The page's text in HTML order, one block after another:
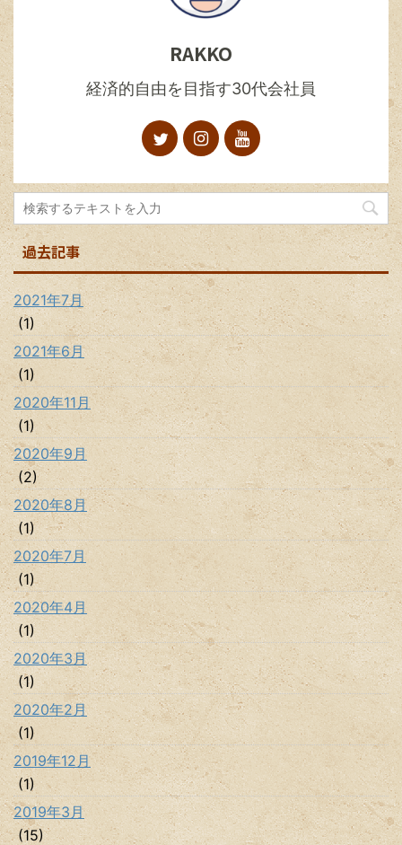
RAKKO
経済的自由を目指す30代会社員
過去記事
2021年7月
(1)
2021年6月
(1)
2020年11月
(1)
2020年9月
(2)
2020年8月
(1)
2020年7月
(1)
2020年4月
(1)
2020年3月
(1)
2020年2月
(1)
2019年12月
(1)
2019年3月
(15)